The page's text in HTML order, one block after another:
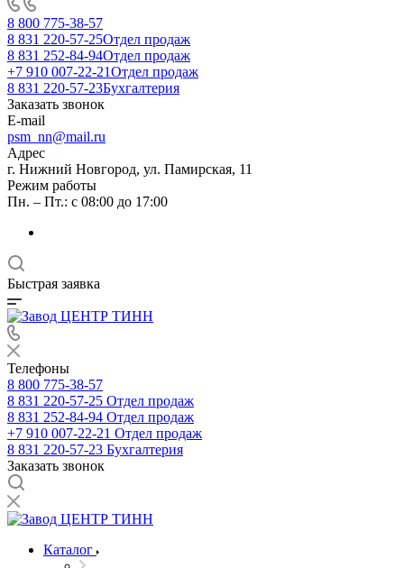
8 800 775-38-57
8 831 220-57-25Отдел продаж
8 831 252-84-94Отдел продаж
+7 910 007-22-21Отдел продаж
8 831 220-57-23Бухгалтерия
Заказать звонок
E-mail
psm_nn@mail.ru
Адрес
г. Нижний Новгород, ул. Памирская, 11
Режим работы
Пн. – Пт.: с 08:00 до 17:00
Быстрая заявка
Телефоны
8 800 775-38-57
8 831 220-57-25 Отдел продаж
8 831 252-84-94 Отдел продаж
+7 910 007-22-21 Отдел продаж
8 831 220-57-23 Бухгалтерия
Заказать звонок
Каталог